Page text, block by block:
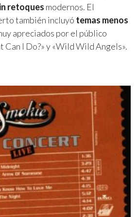
retoques modernos. El
también incluyó temas menos
apreciados por el público
Can I Do?» y «Wild Wild Angels».